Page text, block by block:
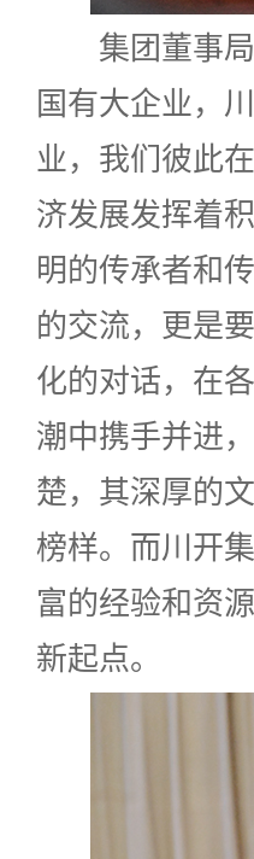
集团董事局
国有大企业，
业，我们彼此
济发展发挥着
明的传承者和
的交流，更是
化的对话，在
潮中携手并进
楚，其深厚的
榜样。而川开
富的经验和资
新起点。